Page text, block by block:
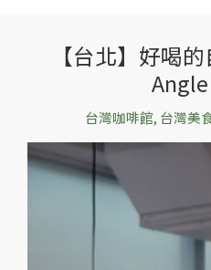
【台北】好喝
台灣咖啡館, 台灣美
的
自